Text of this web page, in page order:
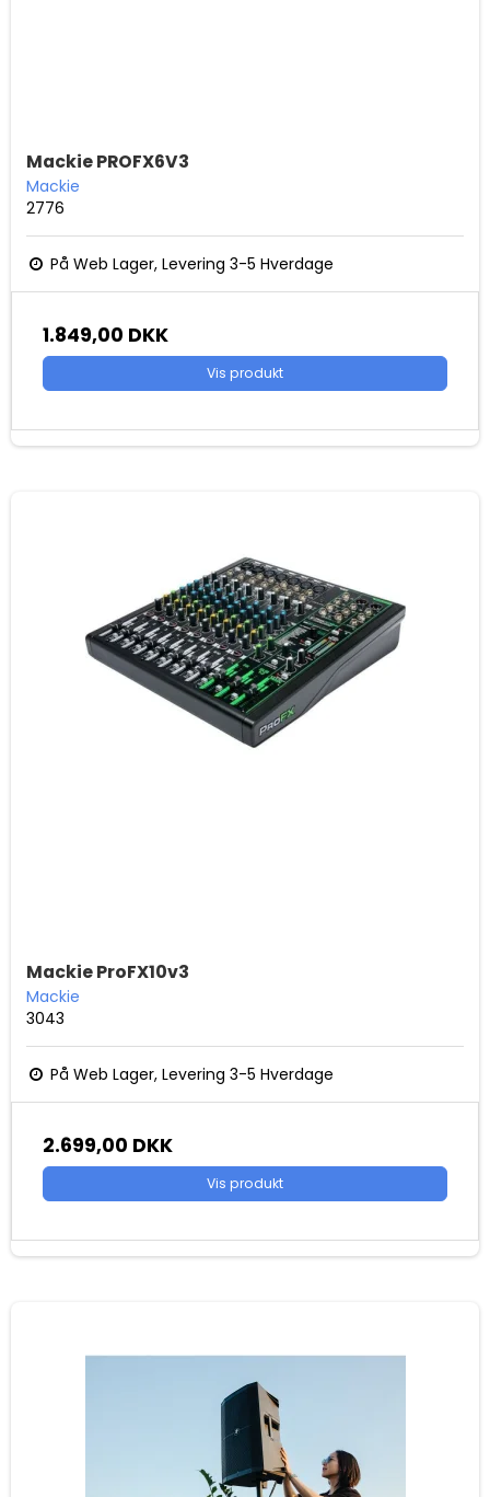
Mackie PROFX6V3
Mackie
2776
På Web Lager, Levering 3-5 Hverdage
1.849,00 DKK
Vis produkt
Mackie ProFX10v3
Mackie
3043
På Web Lager, Levering 3-5 Hverdage
2.699,00 DKK
Vis produkt